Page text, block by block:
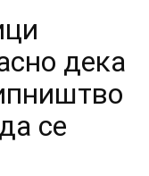
дека
се